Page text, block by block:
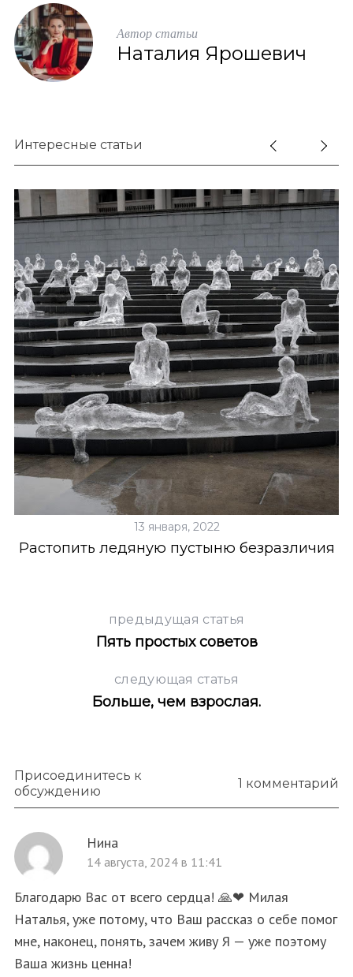
Автор статьи
Наталия Ярошевич
Интересные статьи
13 января, 2022
Растопить ледяную пустыню безразличия
предыдущая статья
Пять простых советов
следующая статья
Больше, чем взрослая.
Присоединитесь к
обсуждению
1 комментарий
Нина
14 августа, 2024 в 11:41
Благодарю Вас от всего сердца! 🙏❤ Милая
Наталья, уже потому, что Ваш рассказ о себе помог
мне, наконец, понять, зачем живу Я — уже поэтому
Ваша жизнь ценна!